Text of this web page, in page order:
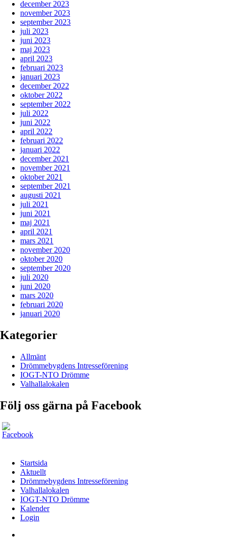
december 2023
november 2023
september 2023
juli 2023
juni 2023
maj 2023
april 2023
februari 2023
januari 2023
december 2022
oktober 2022
september 2022
juli 2022
juni 2022
april 2022
februari 2022
januari 2022
december 2021
november 2021
oktober 2021
september 2021
augusti 2021
juli 2021
juni 2021
maj 2021
april 2021
mars 2021
november 2020
oktober 2020
september 2020
juli 2020
juni 2020
mars 2020
februari 2020
januari 2020
Kategorier
Allmänt
Drömmebygdens Intresseförening
IOGT-NTO Drömme
Valhallalokalen
Följ oss gärna på Facebook
Startsida
Aktuellt
Drömmebygdens Intresseförening
Valhallalokalen
IOGT-NTO Drömme
Kalender
Login